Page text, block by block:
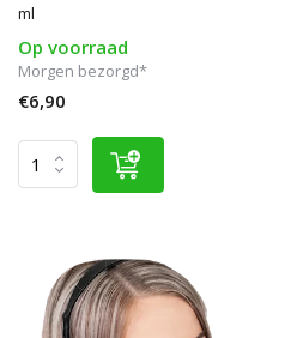
ml
Op voorraad
Morgen bezorgd*
€6,90